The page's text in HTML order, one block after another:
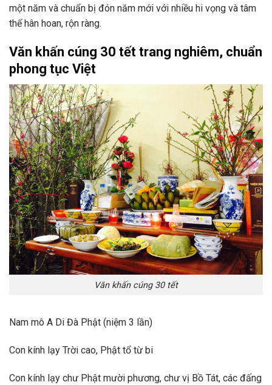
một năm và chuẩn bị đón năm mới với nhiều hi vọng và tâm
thế hân hoan, rộn ràng.
Văn khấn cúng 30 tết trang nghiêm, chuẩn
phong tục Việt
Văn khấn cúng 30 tết
Nam mô A Di Đà Phật (niệm 3 lần)
Con kính lạy Trời cao, Phật tổ từ bi
Con kính lạy chư Phật mười phương, chư vị Bồ Tát, các đấng